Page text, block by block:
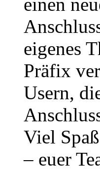
eigenes
Präfix
Usern,
Viel
– euer